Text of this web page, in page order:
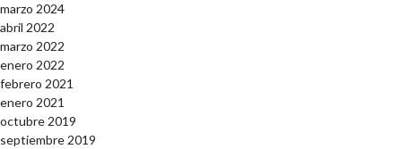
marzo 2024
abril 2022
marzo 2022
enero 2022
febrero 2021
enero 2021
octubre 2019
septiembre 2019